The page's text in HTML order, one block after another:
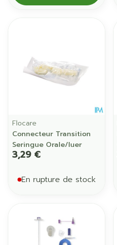
Flocare
Connecteur Transition
Seringue Orale/luer
3,29 €
En rupture de stock